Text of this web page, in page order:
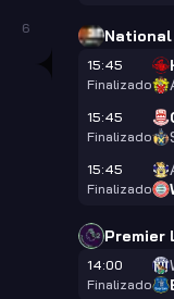
6
15:45
Finalizado
15:45
Finalizado
15:45
Finalizado
Premier
14:00
Finalizado